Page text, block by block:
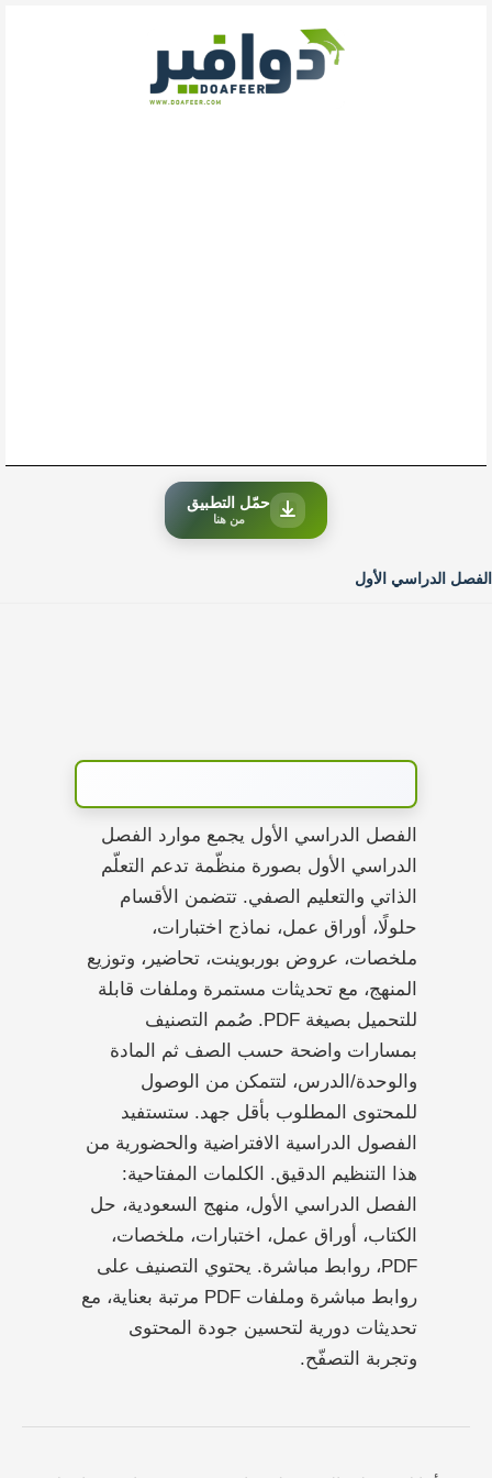
حمّل التطبيق
من هنا
الفصل الدراسي الأول
الفصل الدراسي الأول يجمع موارد الفصل
الدراسي الأول بصورة منظّمة تدعم التعلّم
الذاتي والتعليم الصفي. تتضمن الأقسام
حلولًا، أوراق عمل، نماذج اختبارات،
ملخصات، عروض بوربوينت، تحاضير، وتوزيع
المنهج، مع تحديثات مستمرة وملفات قابلة
للتحميل بصيغة PDF. صُمم التصنيف
بمسارات واضحة حسب الصف ثم المادة
والوحدة/الدرس، لتتمكن من الوصول
للمحتوى المطلوب بأقل جهد. ستستفيد
الفصول الدراسية الافتراضية والحضورية من
هذا التنظيم الدقيق. الكلمات المفتاحية:
الفصل الدراسي الأول، منهج السعودية، حل
الكتاب، أوراق عمل، اختبارات، ملخصات،
PDF، روابط مباشرة. يحتوي التصنيف على
روابط مباشرة وملفات PDF مرتبة بعناية، مع
تحديثات دورية لتحسين جودة المحتوى
وتجربة التصفّح.